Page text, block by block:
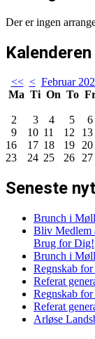
Der er ingen
Kalenderen
<< < Februar
Ma Ti On To
2
3 4 5 6
9
10 11 12 13
16
17 18 19 20
23
24 25 26 27
Seneste nyt
Brunch i
Bliv Medlem
Brug for Dig!
Brunch i
Regnskab
Referat
Regnskab
Referat
Arløse